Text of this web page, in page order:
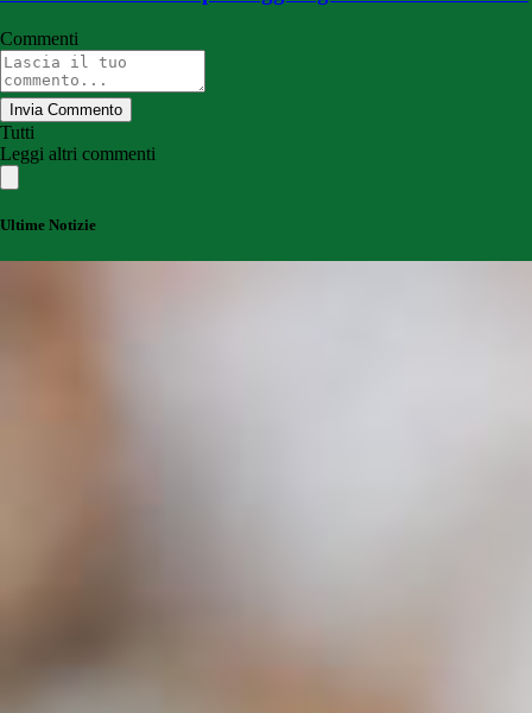
Commenti
Invia Commento
Tutti
Leggi altri commenti
Ultime Notizie